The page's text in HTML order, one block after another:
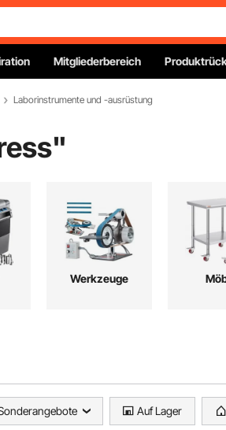
Mitgliederbereich
Laborinstrumente und -ausrüstung
"
Werkzeuge
Auf Lager